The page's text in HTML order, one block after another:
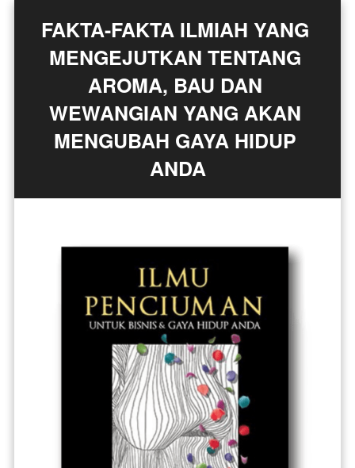
FAKTA-FAKTA ILMIAH YANG
MENGEJUTKAN TENTANG
AROMA, BAU DAN
WEWANGIAN YANG AKAN
MENGUBAH GAYA HIDUP
ANDA